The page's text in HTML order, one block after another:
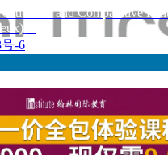
US and Comparative
》
-6